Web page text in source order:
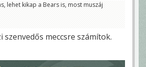
lehet kikap a Bears is, most muszáj
szenvedős meccsre számítok.